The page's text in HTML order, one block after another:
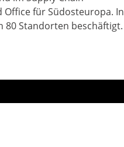
Office für Südosteuropa. In
80 Standorten beschäftigt.